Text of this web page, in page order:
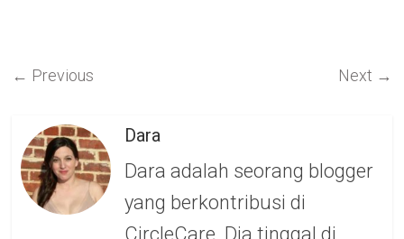
← Previous Next →
Dara
Dara adalah seorang blogger
yang berkontribusi di
CircleCare. Dia tinggal di